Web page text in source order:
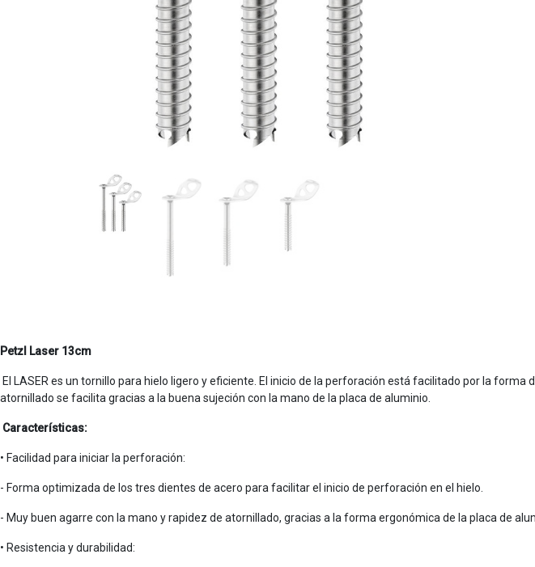
Petzl Laser 13cm
El LASER es un tornillo para hielo ligero y eficiente. El inicio de la perforación está facilitado por la
atornillado se facilita gracias a la buena sujeción con la mano de la placa de aluminio.
Características:
• Facilidad para iniciar la perforación:
- Forma optimizada de los tres dientes de acero para facilitar el inicio de perforación en el hielo.
- Muy buen agarre con la mano y rapidez de atornillado, gracias a la forma ergonómica de la placa de
• Resistencia y durabilidad: